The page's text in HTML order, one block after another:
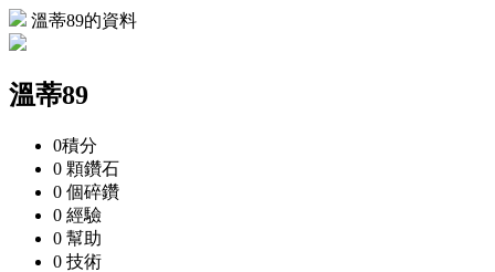
溫蒂89的資料
溫蒂89
0積分
0 顆鑽石
0 個碎鑽
0 經驗
0 幫助
0 技術